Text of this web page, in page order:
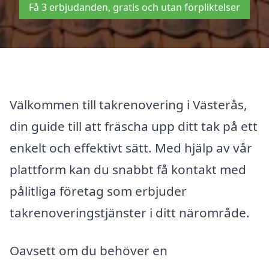
Få 3 erbjudanden, gratis och utan förpliktelser
Välkommen till takrenovering i Västerås,
din guide till att fräscha upp ditt tak på ett
enkelt och effektivt sätt. Med hjälp av vår
plattform kan du snabbt få kontakt med
pålitliga företag som erbjuder
takrenoveringstjänster i ditt närområde.
Oavsett om du behöver en